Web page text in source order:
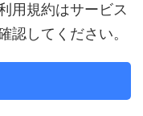
用規約はサービス
認してください。